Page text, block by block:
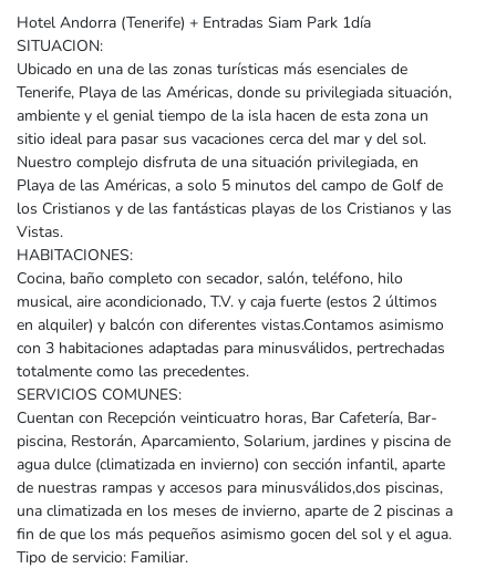
Hotel Andorra (Tenerife) + Entradas Siam Park 1día
SITUACION:
Ubicado en una de las zonas turísticas más esenciales de
Tenerife, Playa de las Américas, donde su privilegiada situación,
ambiente y el genial tiempo de la isla hacen de esta zona un
sitio ideal para pasar sus vacaciones cerca del mar y del sol.
Nuestro complejo disfruta de una situación privilegiada, en
Playa de las Américas, a solo 5 minutos del campo de Golf de
los Cristianos y de las fantásticas playas de los Cristianos y las
Vistas.
HABITACIONES:
Cocina, baño completo con secador, salón, teléfono, hilo
musical, aire acondicionado, T.V. y caja fuerte (estos 2 últimos
en alquiler) y balcón con diferentes vistas.Contamos asimismo
con 3 habitaciones adaptadas para minusválidos, pertrechadas
totalmente como las precedentes.
SERVICIOS COMUNES:
Cuentan con Recepción veinticuatro horas, Bar Cafetería, Bar-
piscina, Restorán, Aparcamiento, Solarium, jardines y piscina de
agua dulce (climatizada en invierno) con sección infantil, aparte
de nuestras rampas y accesos para minusválidos,dos piscinas,
una climatizada en los meses de invierno, aparte de 2 piscinas a
fin de que los más pequeños asimismo gocen del sol y el agua.
Tipo de servicio: Familiar.